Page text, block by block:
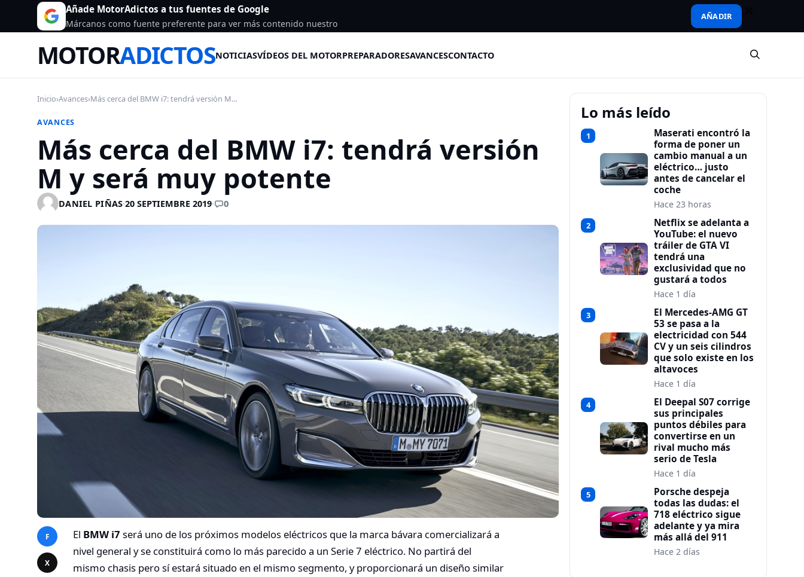
Añade MotorAdictos a tus fuentes de Google
Márcanos como fuente preferente para ver más contenido nuestro
AÑADIR
MOTORADICTOSNOTICIASVÍDEOS DEL MOTORPREPARADORESAVANCESCONTACTO
Inicio›Avances›Más cerca del BMW i7: tendrá versión M...
AVANCES
Más cerca del BMW i7: tendrá versión
M y será muy potente
DANIEL PIÑAS·20 SEPTIEMBRE 2019· 0
F
X
El BMW i7 será uno de los próximos modelos eléctricos que la marca bávara comercializará a
nivel general y se constituirá como lo más parecido a un Serie 7 eléctrico. No partirá del
mismo chasis pero sí estará situado en el mismo segmento, y proporcionará un diseño similar
Lo más leído
1
Maserati encontró la
forma de poner un
cambio manual a un
eléctrico… justo
antes de cancelar el
coche
Hace 23 horas
2
Netflix se adelanta a
YouTube: el nuevo
tráiler de GTA VI
tendrá una
exclusividad que no
gustará a todos
Hace 1 día
3
El Mercedes-AMG GT
53 se pasa a la
electricidad con 544
CV y un seis cilindros
que solo existe en los
altavoces
Hace 1 día
4
El Deepal S07 corrige
sus principales
puntos débiles para
convertirse en un
rival mucho más
serio de Tesla
Hace 1 día
5
Porsche despeja
todas las dudas: el
718 eléctrico sigue
adelante y ya mira
más allá del 911
Hace 2 días